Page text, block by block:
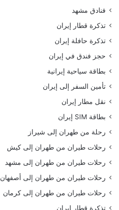
فنادق مشهد
تذكرة قطار إيران
تذكرة حافلة إيران
حجز فندق في إيران
بطاقة سياحية إيرانية
تأمين السفر إلى إيران
نقل مطار إيران
بطاقة SIM إيران
رحلة من طهران إلى شيراز
رحلات طيران من طهران إلى كيش
رحلات طيران من طهران إلى مشهد
رحلات طيران من طهران إلى أصفهان
رحلات طيران من طهران إلى كرمان
تذكرة قطار إيران